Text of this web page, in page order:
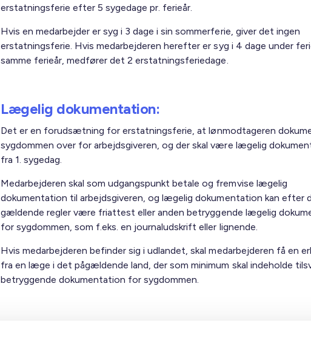
erstatningsferie efter 5 sygedage pr. ferieår.
Hvis en medarbejder er syg i 3 dage i sin sommerferie, giver det ingen
erstatningsferie. Hvis medarbejderen herefter er syg i 4 dage under
samme ferieår, medfører det 2 erstatningsferiedage.
Lægelig dokumentation:
Det er en forudsætning for erstatningsferie, at lønmodtageren
sygdommen over for arbejdsgiveren, og der skal være lægelig
fra 1. sygedag.
Medarbejderen skal som udgangspunkt betale og fremvise lægelig
dokumentation til arbejdsgiveren, og lægelig dokumentation kan efter
gældende regler være friattest eller anden betryggende lægelig
for sygdommen, som f.eks. en journaludskrift eller lignende.
Hvis medarbejderen befinder sig i udlandet, skal medarbejderen få en
fra en læge i det pågældende land, der som minimum skal indeholde
betryggende dokumentation for sygdommen.